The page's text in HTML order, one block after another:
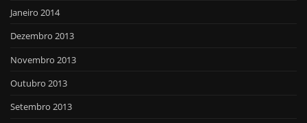
Janeiro 2014
Dezembro 2013
Novembro 2013
Outubro 2013
Setembro 2013